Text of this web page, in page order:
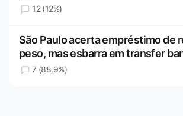
12 (12%)
São Paulo acerta empréstimo de
peso, mas esbarra em transfer
7 (88,9%)